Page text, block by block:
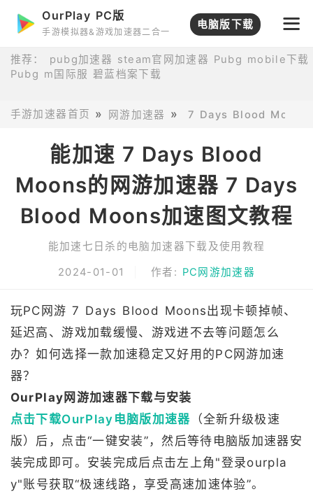
OurPlay PC版
手游模拟器&游戏加速器二合一
电脑版下载
推荐： pubg加速器 steam官网加速器
Pubg mobile下载
Pubg m国际服 碧蓝档案下载
手游加速器首页 网游加速器 7 Days Blood Moons
能加速 7 Days Blood
Moons的网游加速器 7 Days
Blood Moons加速图文教程
能加速七日杀的电脑加速器下载及使用教程
2024-01-01 作者: PC网游加速器
玩PC网游 7 Days Blood Moons出现卡顿掉帧、
延迟高、游戏加载缓慢、游戏进不去等问题怎么
办？如何选择一款加速稳定又好用的PC网游加速
器？
OurPlay网游加速器下载与安装
点击下载OurPlay电脑版加速器 （全新升级极速
版）后，点击“一键安装”，然后等待电脑版加速器安
装完成即可。安装完成后点击左上角"登录ourpla
y"账号获取“极速线路，享受高速加速体验”。